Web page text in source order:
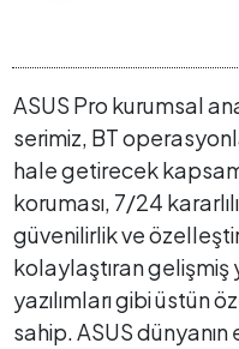
ASUS Pro kurumsal
serimiz, BT
hale getirecek
koruması, 7/24
güvenilirlik ve
kolaylaştıran gelişmiş
yazılımları gibi üstün
sahip. ASUS dünyanın